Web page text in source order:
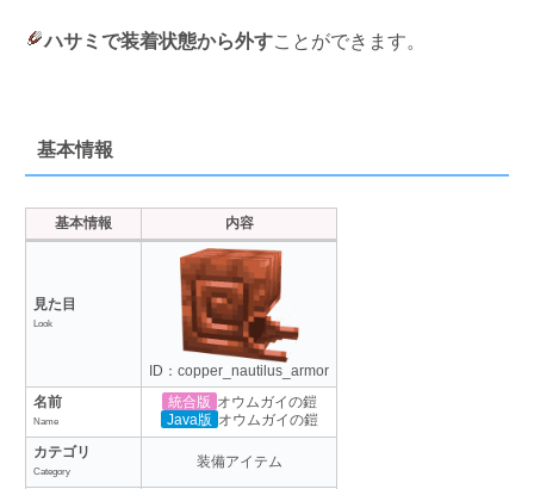
ハサミで装着状態から外すことができます。
基本情報
基本情報 内容
見た目
Look
ID：copper_nautilus_armor
名前
Name
統合版 オウムガイの鎧
Java版 オウムガイの鎧
カテゴリ
Category
装備アイテム